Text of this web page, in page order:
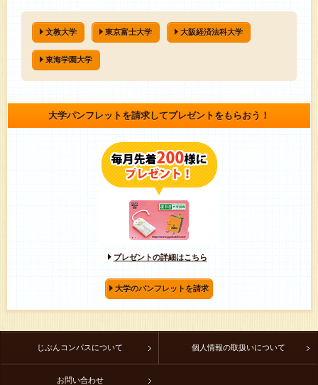
文教大学 東京富士大学 大阪経済法科大学
東海学園大学
大学パンフレットを請求してプレゼントをもらおう！
プレゼントの詳細はこちら
大学のパンフレットを請求
じぶんコンパスについて 個人情報の取扱いについて
お問い合わせ